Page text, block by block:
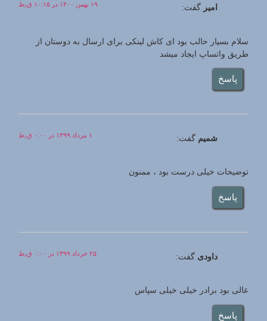
امیر گفت: ۱۹ بهمن ۱۴۰۰ در ۱۰:۱۵ ق٫ظ
سلام بسیار حالب بود ای کاش لینکی برای ارسال به دوستان از
طریق واتساپ ایجاد میشد
پاسخ
شميم گفت: ۱ مرداد ۱۳۹۹ در ۰:۰۰ ق٫ظ
توضیحات خیلی درست بود ، ممنون
پاسخ
داودی گفت: ۲۵ خرداد ۱۳۹۹ در ۰:۰۰ ق٫ظ
عالی بود برادر خیلی خیلی سپاس
پاسخ